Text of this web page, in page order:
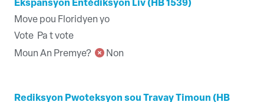
Ekspansyon Entèdiksyon Liv (HB 1539)
Move pou Floridyen yo
Vote Pa t vote
Moun An Premye?
Non
Rediksyon Pwoteksyon sou Travay Timoun (HB